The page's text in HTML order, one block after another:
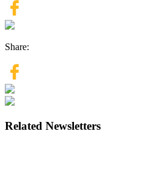
Share:
Related Newsletters